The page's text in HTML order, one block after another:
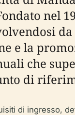
nel
e la
che
di
di ingresso,